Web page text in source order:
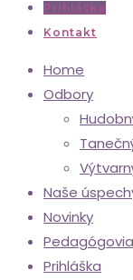
Prihláška
Kontakt
Home
Odbory
Naše
Novinky
Pedagógovia
Prihláška